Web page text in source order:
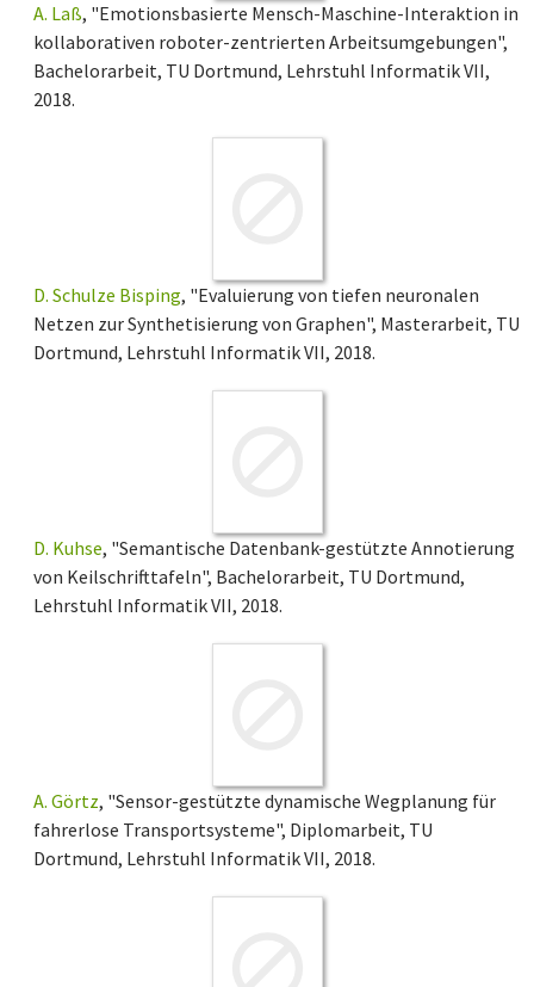
A. Laß, "Emotionsbasierte Mensch-Maschine-Interaktion in
kollaborativen roboter-zentrierten Arbeitsumgebungen",
Bachelorarbeit, TU Dortmund, Lehrstuhl Informatik VII,
2018.
D. Schulze Bisping, "Evaluierung von tiefen neuronalen
Netzen zur Synthetisierung von Graphen", Masterarbeit, TU
Dortmund, Lehrstuhl Informatik VII, 2018.
D. Kuhse, "Semantische Datenbank-gestützte Annotierung
von Keilschrifttafeln", Bachelorarbeit, TU Dortmund,
Lehrstuhl Informatik VII, 2018.
A. Görtz, "Sensor-gestützte dynamische Wegplanung für
fahrerlose Transportsysteme", Diplomarbeit, TU
Dortmund, Lehrstuhl Informatik VII, 2018.